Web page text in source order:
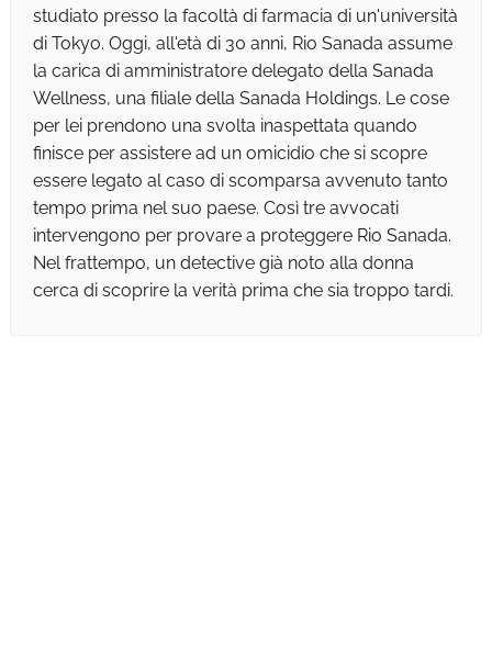
studiato presso la facoltà di farmacia di un'università
di Tokyo. Oggi, all'età di 30 anni, Rio Sanada assume
la carica di amministratore delegato della Sanada
Wellness, una filiale della Sanada Holdings. Le cose
per lei prendono una svolta inaspettata quando
finisce per assistere ad un omicidio che si scopre
essere legato al caso di scomparsa avvenuto tanto
tempo prima nel suo paese. Così tre avvocati
intervengono per provare a proteggere Rio Sanada.
Nel frattempo, un detective già noto alla donna
cerca di scoprire la verità prima che sia troppo tardi.